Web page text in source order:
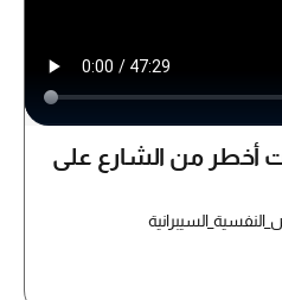
أخطر من الشارع على